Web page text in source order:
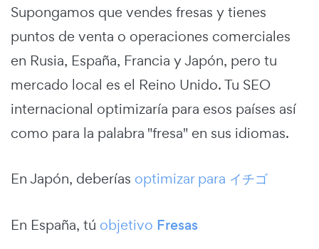
Supongamos que vendes fresas y tienes
puntos de venta o operaciones comerciales
en Rusia, España, Francia y Japón, pero tu
mercado local es el Reino Unido. Tu SEO
internacional optimizaría para esos países así
como para la palabra "fresa" en sus idiomas.
En Japón, deberías optimizar para イチゴ
En España, tú objetivo Fresas